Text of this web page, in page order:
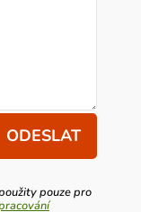
ODESLAT
pouze pro